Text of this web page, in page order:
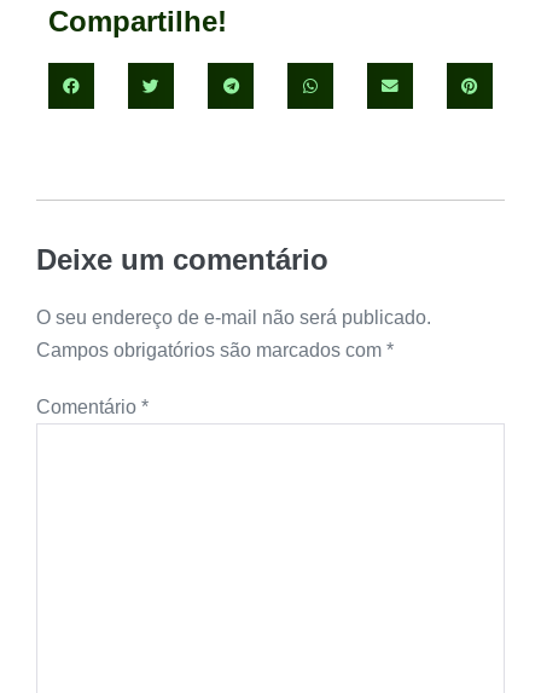
Compartilhe!
Deixe um comentário
O seu endereço de e-mail não será publicado.
Campos obrigatórios são marcados com *
Comentário *